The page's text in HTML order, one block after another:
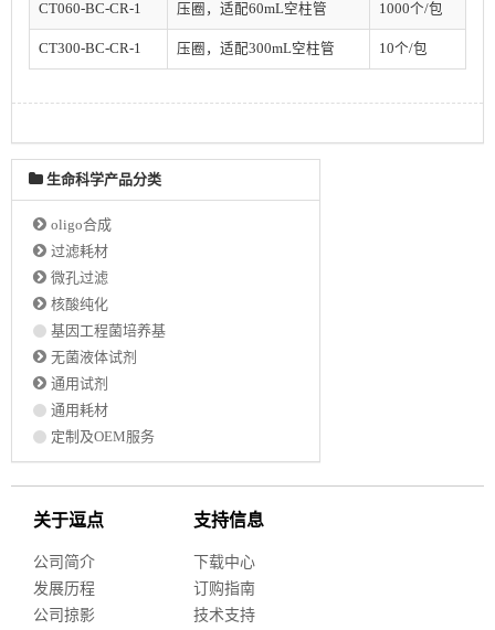
CT060-BC-CR-1 压圈，适配60mL空柱管 1000个/包
CT300-BC-CR-1 压圈，适配300mL空柱管 10个/包
生命科学产品分类
oligo合成
过滤耗材
微孔过滤
核酸纯化
基因工程菌培养基
无菌液体试剂
通用试剂
通用耗材
定制及OEM服务
关于逗点
公司简介
发展历程
公司掠影
支持信息
下载中心
订购指南
技术支持